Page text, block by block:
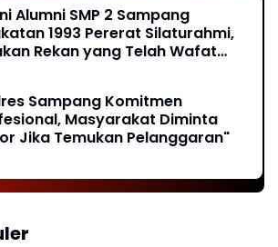
Alumni SMP 2 Sampang
1993 Pererat Silaturahmi,
Rekan yang Telah Wafat
Sampang Komitmen
Masyarakat Diminta
Jika Temukan Pelanggaran"